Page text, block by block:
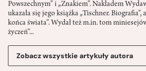
Powszechnym” i „Znakiem”. Nakładem
ukazała się jego książka „Tischner.
końca świata”. Wydał też m.in. tom
życzeń”...
Zobacz wszystkie artykuły autora